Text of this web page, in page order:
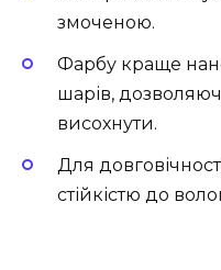
змоченою.
Фарбу краще
шарів,
висохнути.
Для
стійкістю до